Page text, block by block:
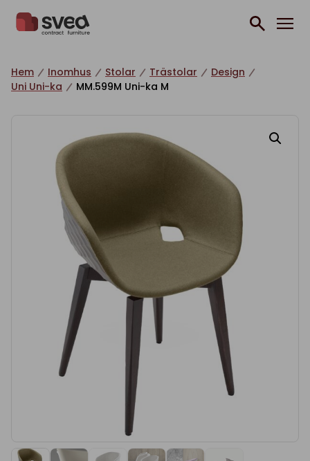
Hem Inomhus Stolar Trästolar
Design
Uni Uni-ka
MM.599M Uni-ka M